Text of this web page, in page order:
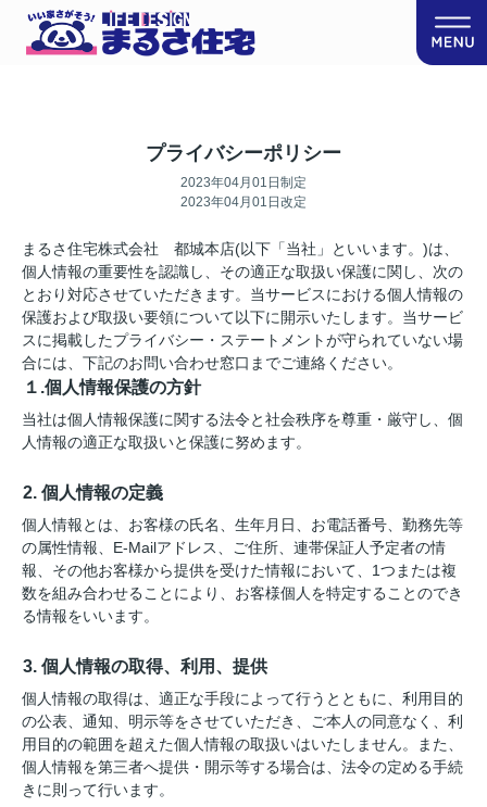
プライバシーポリシー
2023年04月01日制定
2023年04月01日改定
まるさ住宅株式会社 都城本店(以下「当社」といいます。)は、
個人情報の重要性を認識し、その適正な取扱い保護に関し、次の
とおり対応させていただきます。当サービスにおける個人情報の
保護および取扱い要領について以下に開示いたします。当サービ
スに掲載したプライバシー・ステートメントが守られていない場
合には、下記のお問い合わせ窓口までご連絡ください。
１.個人情報保護の方針
当社は個人情報保護に関する法令と社会秩序を尊重・厳守し、個
人情報の適正な取扱いと保護に努めます。
2. 個人情報の定義
個人情報とは、お客様の氏名、生年月日、お電話番号、勤務先等
の属性情報、E-Mailアドレス、ご住所、連帯保証人予定者の情
報、その他お客様から提供を受けた情報において、1つまたは複
数を組み合わせることにより、お客様個人を特定することのでき
る情報をいいます。
3. 個人情報の取得、利用、提供
個人情報の取得は、適正な手段によって行うとともに、利用目的
の公表、通知、明示等をさせていただき、ご本人の同意なく、利
用目的の範囲を超えた個人情報の取扱いはいたしません。また、
個人情報を第三者へ提供・開示等する場合は、法令の定める手続
きに則って行います。